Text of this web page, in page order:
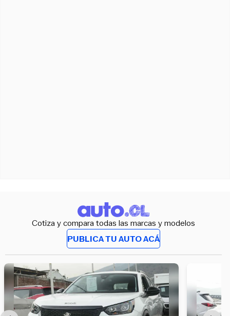
Cotiza y compara todas las marcas y modelos
PUBLICA TU AUTO ACÁ